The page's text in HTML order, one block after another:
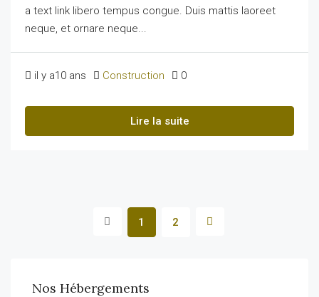
a text link libero tempus congue. Duis mattis laoreet
neque, et ornare neque...
il y a10 ans Construction 0
Lire la suite
1 2
Nos Hébergements